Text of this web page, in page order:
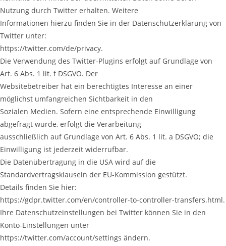
Nutzung durch Twitter erhalten. Weitere
Informationen hierzu finden Sie in der Datenschutzerklärung von
Twitter unter:
https://twitter.com/de/privacy.
Die Verwendung des Twitter-Plugins erfolgt auf Grundlage von
Art. 6 Abs. 1 lit. f DSGVO. Der
Websitebetreiber hat ein berechtigtes Interesse an einer
möglichst umfangreichen Sichtbarkeit in den
Sozialen Medien. Sofern eine entsprechende Einwilligung
abgefragt wurde, erfolgt die Verarbeitung
ausschließlich auf Grundlage von Art. 6 Abs. 1 lit. a DSGVO; die
Einwilligung ist jederzeit widerrufbar.
Die Datenübertragung in die USA wird auf die
Standardvertragsklauseln der EU-Kommission gestützt.
Details finden Sie hier:
https://gdpr.twitter.com/en/controller-to-controller-transfers.html.
Ihre Datenschutzeinstellungen bei Twitter können Sie in den
Konto-Einstellungen unter
https://twitter.com/account/settings ändern.